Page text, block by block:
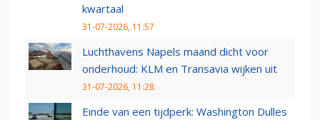
kwartaal
31-07-2026, 11:57
Luchthavens Napels maand dicht voor
onderhoud: KLM en Transavia wijken uit
31-07-2026, 11:28
Einde van een tijdperk: Washington Dulles